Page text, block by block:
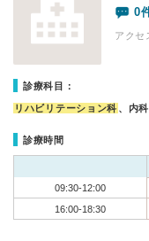
0
アク
診療科目：
リハビリテーション科 、内科
診療時間
09:30-12:00
16:00-18:30